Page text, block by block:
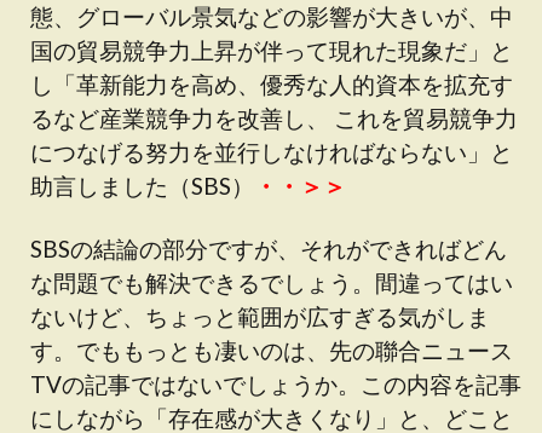
態、グローバル景気などの影響が大きいが、中
国の貿易競争力上昇が伴って現れた現象だ」と
し「革新能力を高め、優秀な人的資本を拡充す
るなど産業競争力を改善し、 これを貿易競争力
につなげる努力を並行しなければならない」と
助言しました（SBS）
・・＞＞
SBSの結論の部分ですが、それができればどん
な問題でも解決できるでしょう。間違ってはい
ないけど、ちょっと範囲が広すぎる気がしま
す。でももっとも凄いのは、先の聯合ニュース
TVの記事ではないでしょうか。この内容を記事
にしながら「存在感が大きくなり」と、どこと